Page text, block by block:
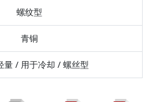
螺纹型
青铜
量 / 用于冷却 / 螺丝型